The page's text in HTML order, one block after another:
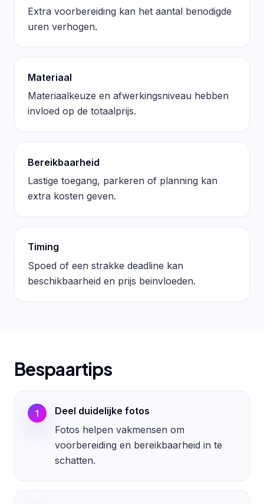
Extra voorbereiding kan het aantal benodigde
uren verhogen.
Materiaal
Materiaalkeuze en afwerkingsniveau hebben
invloed op de totaalprijs.
Bereikbaarheid
Lastige toegang, parkeren of planning kan
extra kosten geven.
Timing
Spoed of een strakke deadline kan
beschikbaarheid en prijs beinvloeden.
Bespaartips
1
Deel duidelijke fotos
Fotos helpen vakmensen om
voorbereiding en bereikbaarheid in te
schatten.